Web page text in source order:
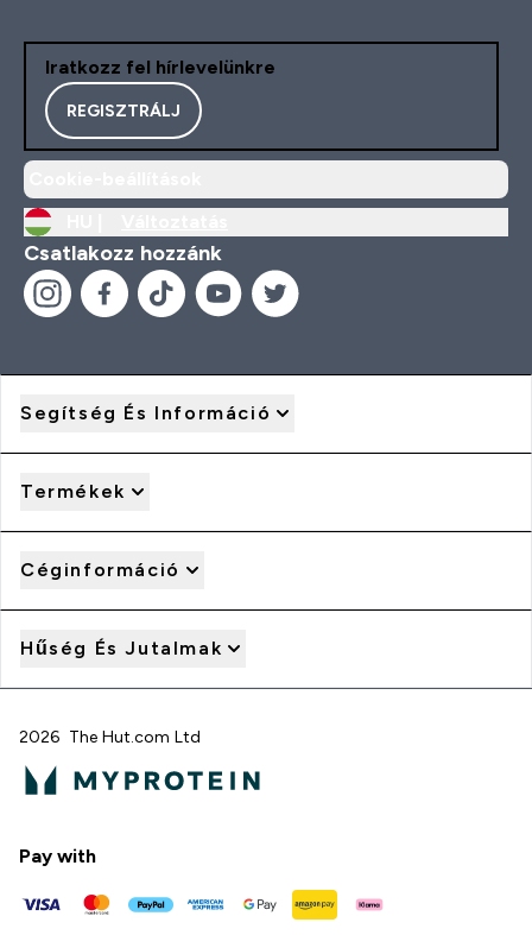
Iratkozz fel hírlevelünkre
REGISZTRÁLJ
Csatlakozz hozzánk
Segítség És Információ
Termékek
Céginformáció
Hűség És Jutalmak
2026 The Hut.com Ltd
Pay with